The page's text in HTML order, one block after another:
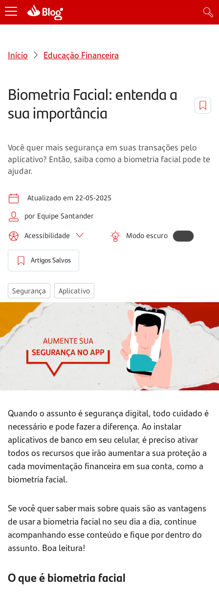
Início Educação Financeira
Biometria Facial: entenda a
sua importância
Você quer mais segurança em suas transações pelo
aplicativo? Então, saiba como a biometria facial pode te
ajudar.
Atualizado em 22-05-2025
por Equipe Santander
Acessibilidade Modo escuro
Artigos Salvos
Segurança Aplicativo
Quando o assunto é segurança digital, todo cuidado é
necessário e pode fazer a diferença. Ao instalar
aplicativos de banco em seu celular, é preciso ativar
todos os recursos que irão aumentar a sua proteção a
cada movimentação financeira em sua conta, como a
biometria facial.
Se você quer saber mais sobre quais são as vantagens
de usar a biometria facial no seu dia a dia, continue
acompanhando esse conteúdo e fique por dentro do
assunto. Boa leitura!
O que é biometria facial